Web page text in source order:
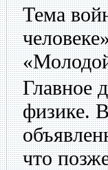
Тема
Главное
физике.
что